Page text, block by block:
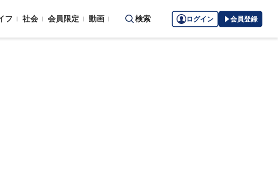
フ 社会 会員限定 動画 検索 ログイン 会員登録